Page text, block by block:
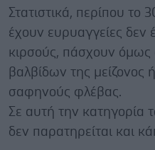
Στατιστικά, περίπου
έχουν ευρυαγγείες δεν
κιρσούς, πάσχουν
βαλβίδων της μείζονος
σαφηνούς φλέβας.
Σε αυτή την
δεν παρατηρείται και